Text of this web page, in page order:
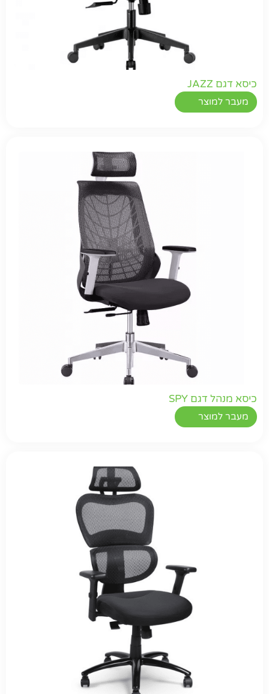
כיסא דגם JAZZ
מעבר למוצר
כיסא מנהל דגם SPY
מעבר למוצר